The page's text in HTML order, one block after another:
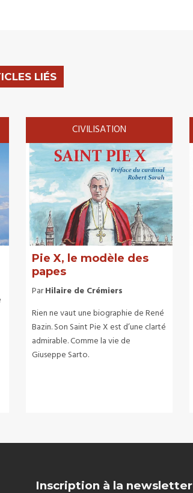
LIÉS
CIVILISATION
Pie X, le modèle des
papes
ParHilaire de Crémiers
Rien ne vaut une biographie de René
Bazin. Son Saint Pie X est d’une clarté
admirable. Comme la vie de
Giuseppe Sarto.
Inscription à la newsletter